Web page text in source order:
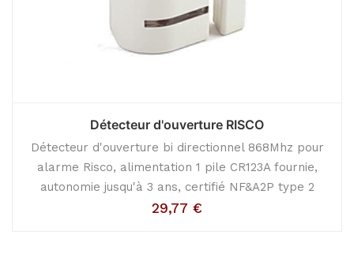
Détecteur d'ouverture RISCO
Détecteur d'ouverture bi directionnel 868Mhz pour
alarme Risco, alimentation 1 pile CR123A fournie,
autonomie jusqu'à 3 ans, certifié NF&A2P type 2
29,77 €